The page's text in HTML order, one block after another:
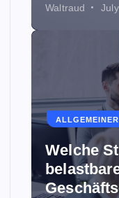
Waltraud
Welche